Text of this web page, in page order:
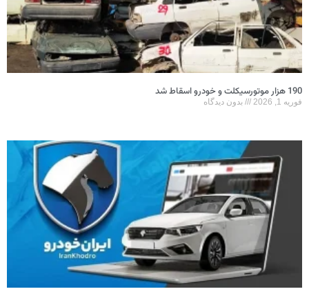
190 هزار موتورسیکلت و خودرو اسقاط شد
فوریه 1, 2026 بدون دیدگاه